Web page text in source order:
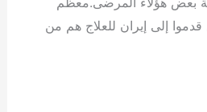
إلى إيران للعلاج هم من